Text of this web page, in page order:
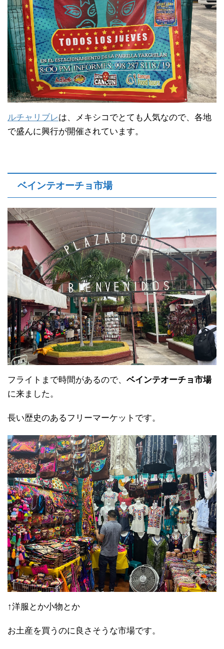
ルチャリブレは、メキシコでとても人気なので、各地
で盛んに興行が開催されています。
ベインテオーチョ市場
フライトまで時間があるので、 ベインテオーチョ市場
に来ました。
長い歴史のあるフリーマーケットです。
↑洋服とか小物とか
お土産を買うのに良さそうな市場です。